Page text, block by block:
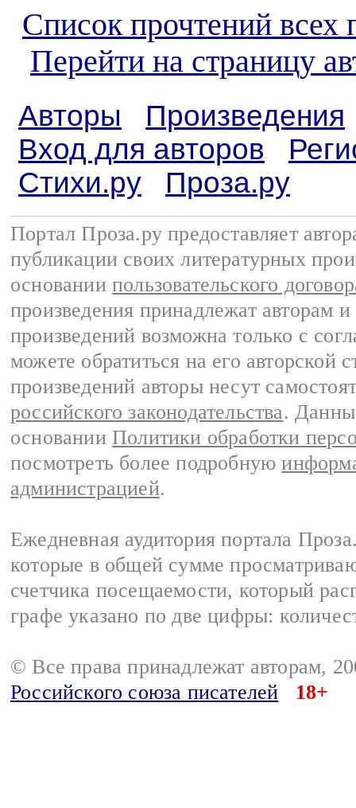
Список прочтений всех
Перейти на страницу
Авторы
Произведения
Вход для авторов
Стихи.ру
Проза.ру
Портал Проза.ру предоставляет
публикации своих литературных
основании пользовательского
произведения принадлежат авторам
произведений возможна только с
можете обратиться на его авторской
произведений авторы несут
российского законодательства.
основании Политики обработки
посмотреть более подробную
администрацией.
Ежедневная аудитория портала
которые в общей сумме
счетчика посещаемости, который
графе указано по две цифры:
© Все права принадлежат авторам,
Российского союза писателей
18+